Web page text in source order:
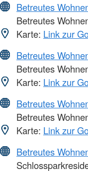
Betreutes
Betreutes
Karte: Link zur
Betreutes
Betreutes
Karte: Link zur
Betreutes
Betreutes
Karte: Link zur
Betreutes